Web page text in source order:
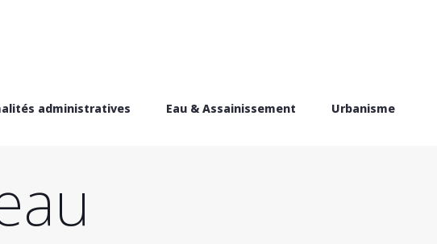
administratives Eau & Assainissement Urbanisme